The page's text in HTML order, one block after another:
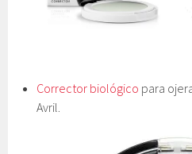
Corrector biológico para
Avril.